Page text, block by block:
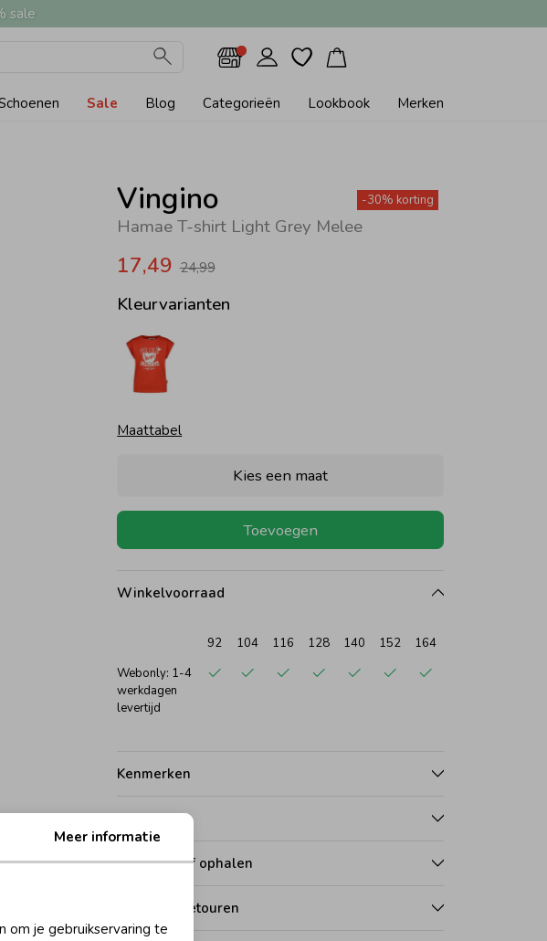
sale
Sale Blog Categorieën Lookbook Merken
Vingino
Hamae T-shirt Light Grey Melee
-30% korting
17,49 24,99
Kleurvarianten
Maattabel
Kies een maat
Toevoegen
Winkelvoorraad
92 104 116 128 140 152
164
Webonly: 1-4
werkdagen
levertijd
Kenmerken
Betalen
Bezorgen of ophalen
Ruilen en retouren
Meer informatie
om je gebruikservaring te